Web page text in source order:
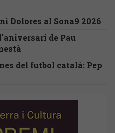
Dolores al Sona9 2026
de Pau
del futbol català: Pep